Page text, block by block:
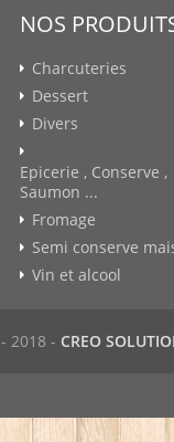
NOS
Charcuteries
Dessert
Divers
Epicerie , Conserve ,
Saumon ...
Fromage
Semi conserve
Vin et alcool
- 2018 - CREO